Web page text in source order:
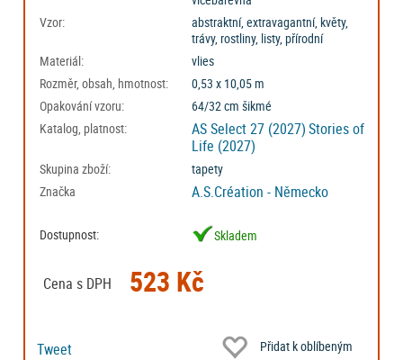
Vzor:
abstraktní, extravagantní, květy,
trávy, rostliny, listy, přírodní
Materiál:
vlies
Rozměr, obsah, hmotnost:
0,53 x 10,05 m
Opakování vzoru:
64/32 cm šikmé
Katalog, platnost:
AS Select 27 (2027) Stories of
Life (2027)
Skupina zboží:
tapety
Značka
A.S.Création - Německo
Dostupnost: Skladem
Cena s DPH 523 Kč
Tweet Přidat k oblíbeným